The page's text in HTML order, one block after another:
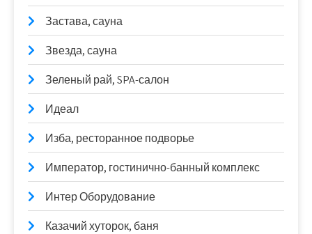
Застава, сауна
Звезда, сауна
Зеленый рай, SPA-салон
Идеал
Изба, ресторанное подворье
Император, гостинично-банный комплекс
Интер Оборудование
Казачий хуторок, баня